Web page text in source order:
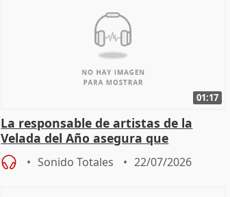
01:17
La responsable de artistas de la
Velada del Año asegura que
"Andalucía está muy presente" en la
cita
Sonido Totales 22/07/2026